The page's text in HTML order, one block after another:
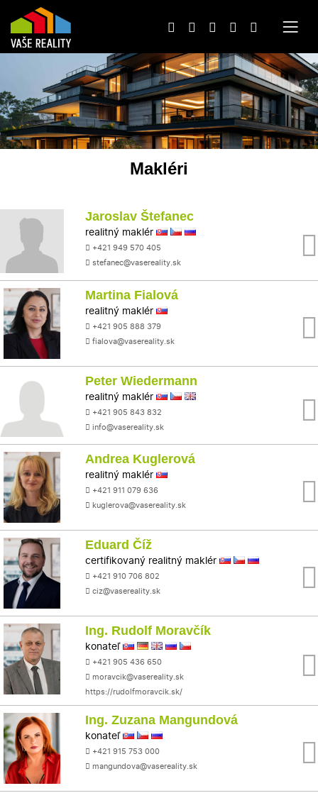
Makléri
Jaroslav Štefanec
realitný maklér
+421 949 570 405
stefanec@vasereality.sk
Martina Fialová
realitný maklér
+421 905 888 379
fialova@vasereality.sk
Peter Wiedermann
realitný maklér
+421 905 843 832
info@vasereality.sk
Andrea Kuglerová
realitný maklér
+421 911 079 636
kuglerova@vasereality.sk
Eduard Číž
certifikovaný realitný maklér
+421 910 706 802
ciz@vasereality.sk
Ing. Rudolf Moravčík
konateľ
+421 905 436 650
moravcik@vasereality.sk
https://rudolfmoravcik.sk/
Ing. Zuzana Mangundová
konateľ
+421 915 753 000
mangundova@vasereality.sk